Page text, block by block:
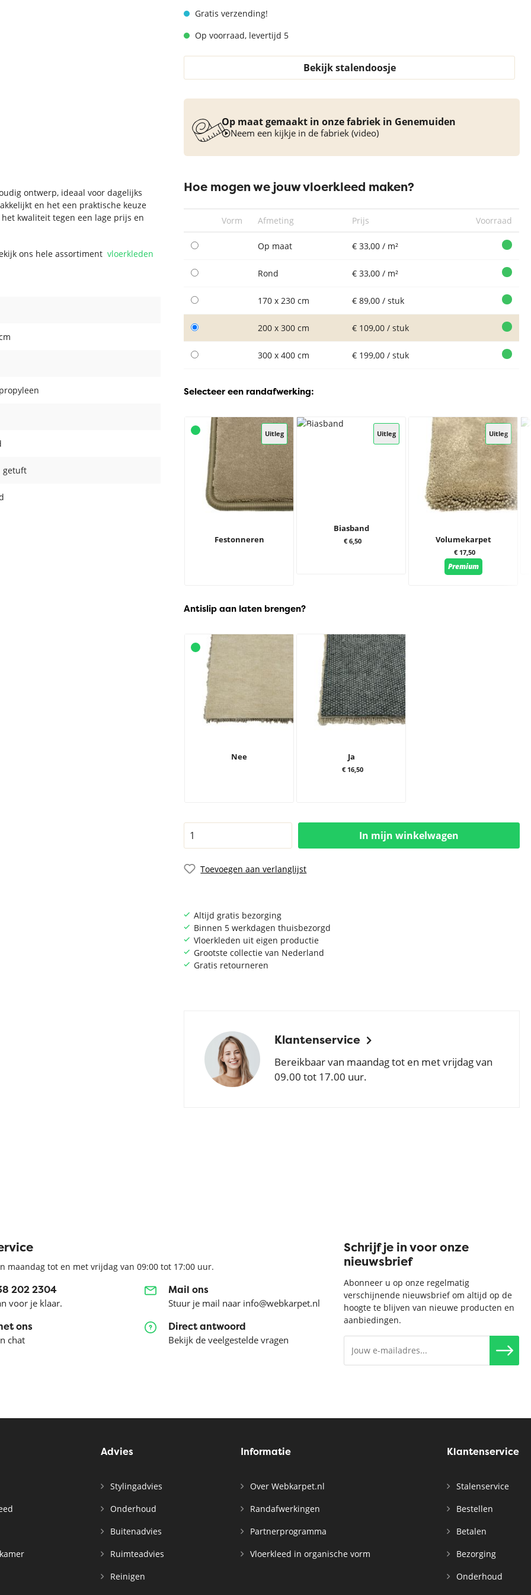
Vloerkleed turquoise
Gratis verzending!
Op voorraad, levertijd 5
Bekijk stalendoosje
Op maat gemaakt in onze fabriek in Genemuiden
Neem een kijkje in de fabriek (video)
Hoe mogen we jouw vloerkleed maken?
Vorm Afmeting Prijs Voorraad
Op maat € 33,00 / m²
Rond € 33,00 / m²
170 x 230 cm € 89,00 / stuk
200 x 300 cm € 109,00 / stuk
300 x 400 cm € 199,00 / stuk
Selecteer een randafwerking:
Uitleg
Festonneren
Uitleg
Biasband
€ 6,50
Uitleg
Volumekarpet
€ 17,50
Premium
Antislip aan laten brengen?
Nee Ja
€ 16,50
In mijn winkelwagen
Toevoegen aan verlanglijst
Altijd gratis bezorging
Binnen 5 werkdagen thuisbezorgd
Vloerkleden uit eigen productie
Grootste collectie van Nederland
Gratis retourneren
Klantenservice
Bereikbaar van maandag tot en met vrijdag van
09.00 tot 17.00 uur.
ontwerp, ideaal voor dagelijks
en het een praktische keuze
kwaliteit tegen een lage prijs en
ons hele assortimentvloerkleden
getuft
maandag tot en met vrijdag van 09:00 tot 17:00 uur.
202 2304
voor je klaar.
Mail ons
Stuur je mail naar info@webkarpet.nl
ons
chat
Direct antwoord
Bekijk de veelgestelde vragen
Schrijf je in voor onze
nieuwsbrief
Abonneer u op onze regelmatig
verschijnende nieuwsbrief om altijd op de
hoogte te blijven van nieuwe producten en
aanbiedingen.
Advies
Stylingadvies
Onderhoud
Buitenadvies
Ruimteadvies
Reinigen
Informatie
Over Webkarpet.nl
Randafwerkingen
Partnerprogramma
Vloerkleed in organische vorm
Klantenservice
Stalenservice
Bestellen
Betalen
Bezorging
Onderhoud